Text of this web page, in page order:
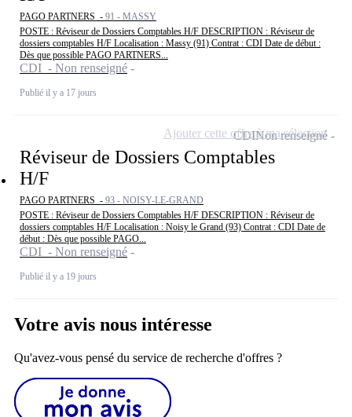
PAGO PARTNERS - 91 - MASSY
POSTE : Réviseur de Dossiers Comptables H/F DESCRIPTION : Réviseur de
dossiers comptables H/F Localisation : Massy (91) Contrat : CDI Date de début :
Dès que possible PAGO PARTNERS...
CDI - Non renseigné
Publié il y a 17 jours
Réviseur de Dossiers Comptables
H/F
PAGO PARTNERS - 93 - NOISY-LE-GRAND
POSTE : Réviseur de Dossiers Comptables H/F DESCRIPTION : Réviseur de
dossiers comptables H/F Localisation : Noisy le Grand (93) Contrat : CDI Date de
début : Dès que possible PAGO...
CDI - Non renseigné
Publié il y a 19 jours
CDINon renseigné
Ajouter cette offre à ma sélection
Votre avis nous intéresse
Qu'avez-vous pensé du service de recherche d'offres ?